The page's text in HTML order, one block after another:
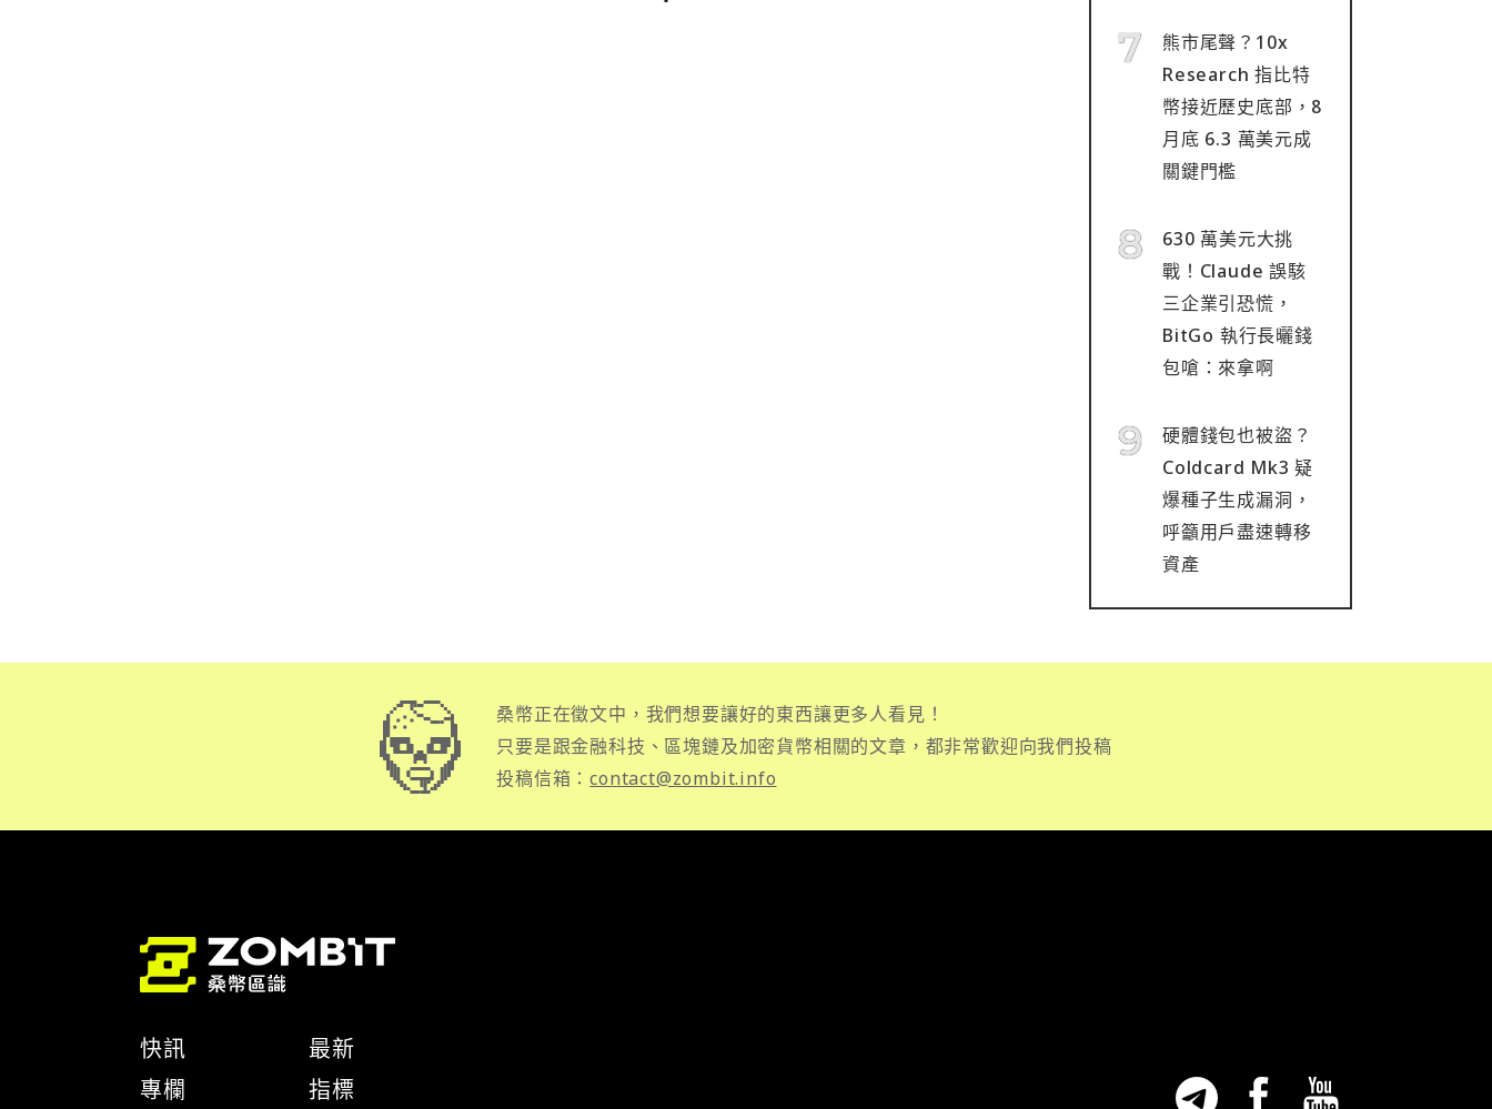
熊市尾聲？10x
Research 指比特
幣接近歷史底部，8
月底 6.3 萬美元成
關鍵門檻
630 萬美元大挑
戰！Claude 誤駭
三企業引恐慌，
BitGo 執行長曬錢
包嗆：來拿啊
硬體錢包也被盜？
Coldcard Mk3 疑
爆種子生成漏洞，
呼籲用戶盡速轉移
資產
桑幣正在徵文中，我們想要讓好的東西讓更多人看見！
只要是跟金融科技、區塊鏈及加密貨幣相關的文章，都非常歡迎向我們投稿
投稿信箱：contact@zombit.info
快訊
專欄
最新
指標